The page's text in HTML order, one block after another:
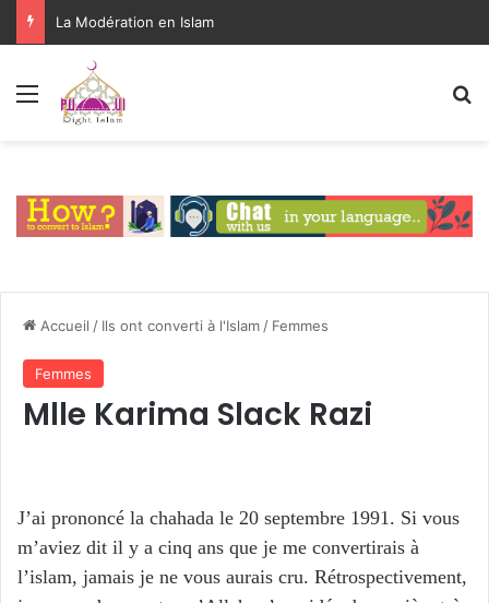
L’islam religion de l’avenir ?
Menu
Accueil / Ils ont converti à l'Islam / Femmes
Femmes
Mlle Karima Slack Razi
J’ai prononcé la chahada le 20 septembre 1991. Si vous
m’aviez dit il y a cinq ans que je me convertirais à
l’islam, jamais je ne vous aurais cru. Rétrospectivement,